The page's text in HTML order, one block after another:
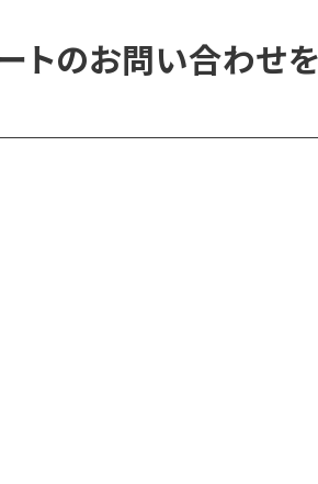
トのお問い合わせ